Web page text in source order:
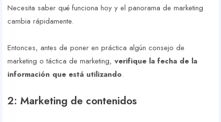
Necesita saber qué funciona hoy y el panorama de marketing
cambia rápidamente.
Entonces, antes de poner en práctica algún consejo de
marketing o táctica de marketing, verifique la fecha de la
información que está utilizando.
2: Marketing de contenidos